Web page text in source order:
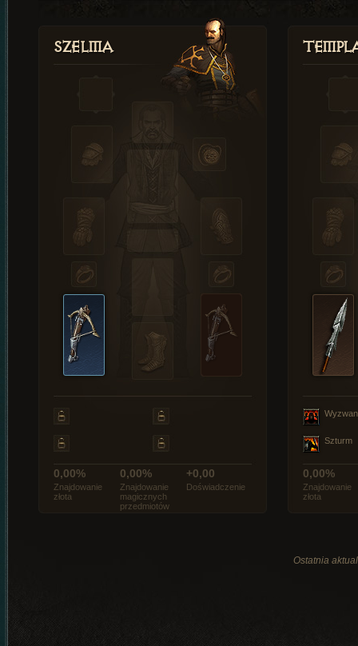
Szelma
0,00%
Znajdowanie
złota
0,00%
Znajdowanie
magicznych
przedmiotów
+0,00
Doświadczenie
Szturm
0,00%
Znajdowanie
złota
Ostatnia